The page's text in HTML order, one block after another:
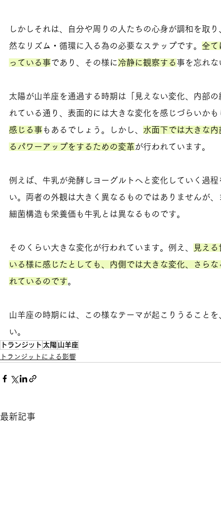
しかしそれは、自分や周りの人たちの心身が調和を取
然なリズム・循環に入る為の必要なステップです。 全て
っている事であり、その様に冷静に観察する 事を忘れ
太陽が山羊座を通過する時期は「見えない変化、内部
れている通り、表面的には大きな変化を感じづらいか
感じる事 もあるでしょう。しかし、 水面下では大きな
るパワーアップをするための変革が行われています。
例えば、牛乳が発酵しヨーグルトへと変化していく過
い。両者の外観は大きく異なるものではありませんが
細菌構造も栄養価も牛乳とは異なるものです。
そのくらい大きな変化が行われています。例え、
見え
いる様に感じたとしても、内側では大きな変化、さら
れているのです。
山羊座の時期には、この様なテーマが起こりうること
い。
トランジット 太陽 山羊座
トランジットによる影響
最新記事